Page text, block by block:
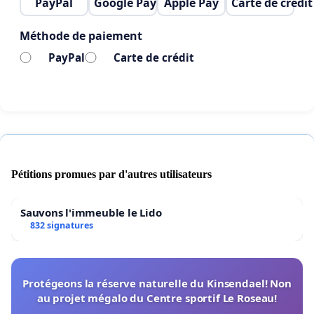
Parce que les droits fondamentaux ne se
Parce que la dignité humaine doit primer, Parce
que le domicile doit rester un espace inviolable.
Méthode de paiement
PayPal Carte de crédit
Pétitions promues par d'autres utilisateurs
Sauvons l'immeuble le Lido
832 signatures
Protégeons la réserve naturelle du Kinsendael! Non
au projet mégalo du Centre sportif Le Roseau!